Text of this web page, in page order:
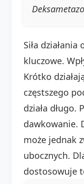
Siła
kluczowe.
Krótko
częstszego
działa długo.
dawkowanie.
może jednak
ubocznych.
dostosowuje